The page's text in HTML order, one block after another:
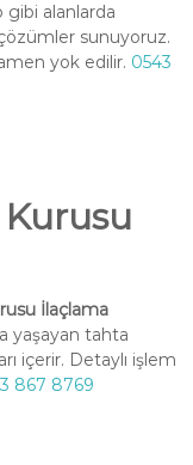
alanlarda
sunuyoruz.
yok edilir. 0543
İlaçlama
yaşayan tahta
içerir. Detaylı işlem
867 8769